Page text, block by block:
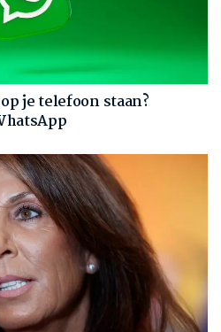
je telefoon staan?